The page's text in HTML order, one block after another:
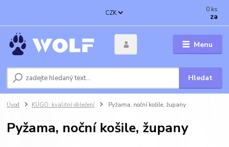
Menu
CZK
Hledat
0 ks
za
Úvod KUGO: kvalitní oblečení Pyžama, noční košile, župany
Pyžama, noční košile, župany